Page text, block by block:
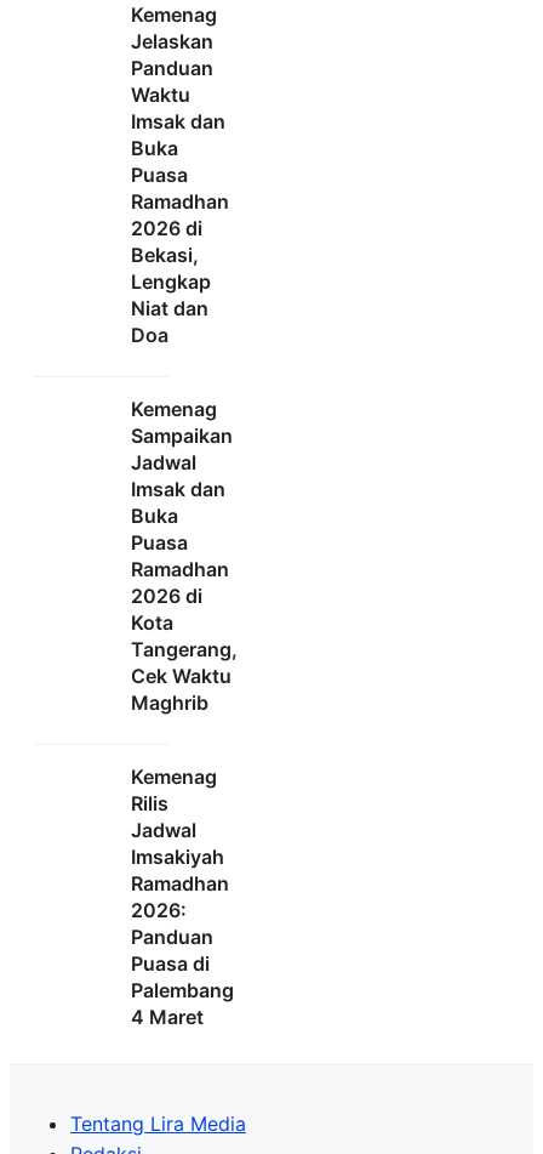
Kemenag
Jelaskan
Panduan
Waktu
Imsak dan
Buka
Puasa
Ramadhan
2026 di
Bekasi,
Lengkap
Niat dan
Doa
Kemenag
Sampaikan
Jadwal
Imsak dan
Buka
Puasa
Ramadhan
2026 di
Kota
Tangerang,
Cek Waktu
Maghrib
Kemenag
Rilis
Jadwal
Imsakiyah
Ramadhan
2026:
Panduan
Puasa di
Palembang
4 Maret
Tentang Lira Media